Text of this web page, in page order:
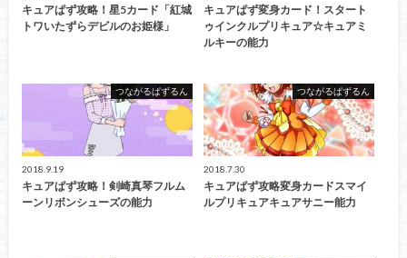
キュアぱず攻略！星5カード「紅城
トワいたずらデビルのお姫様」
キュアぱず変身カード！スタート
ゥインクルプリキュア☆キュアミ
ルキーの能力
つながるぱずるん
2018.9.19
キュアぱず攻略！剣崎真琴フルム
ーンリボンシューズの能力
つながるぱずるん
2018.7.30
キュアぱず攻略変身カードスマイ
ルプリキュアキュアサニー能力